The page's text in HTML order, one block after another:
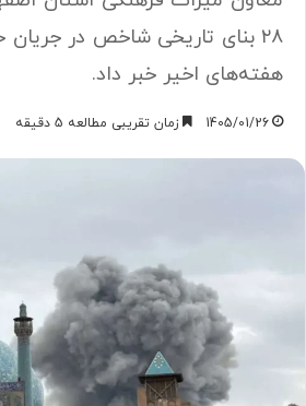
۲۸ بنای تاریخی شاخص در جریان
هفته‌های اخیر خبر داد.
1405/01/26 زمان تقریبی مطالعه 5 دقیقه